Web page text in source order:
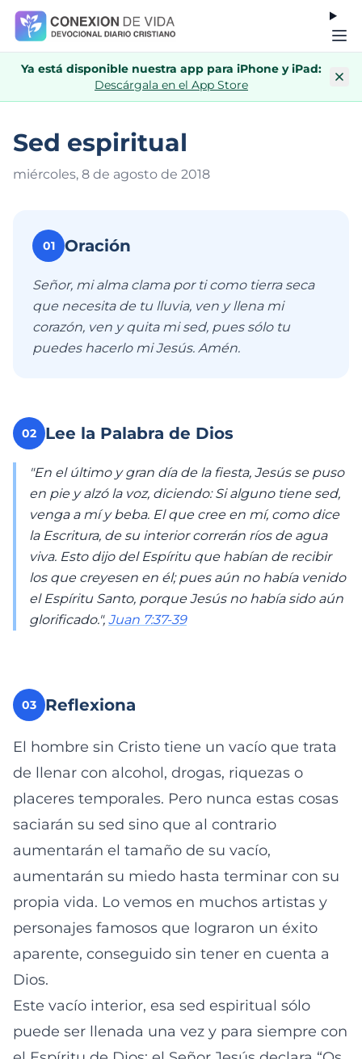
Ya está disponible nuestra app para iPhone y iPad:
Descárgala en el App Store
Sed espiritual
miércoles, 8 de agosto de 2018
01 Oración
Señor, mi alma clama por ti como tierra seca
que necesita de tu lluvia, ven y llena mi
corazón, ven y quita mi sed, pues sólo tu
puedes hacerlo mi Jesús. Amén.
02 Lee la Palabra de Dios
"En el último y gran día de la fiesta, Jesús se puso
en pie y alzó la voz, diciendo: Si alguno tiene sed,
venga a mí y beba. El que cree en mí, como dice
la Escritura, de su interior correrán ríos de agua
viva. Esto dijo del Espíritu que habían de recibir
los que creyesen en él; pues aún no había venido
el Espíritu Santo, porque Jesús no había sido aún
glorificado.", Juan 7:37-39
03 Reflexiona
El hombre sin Cristo tiene un vacío que trata
de llenar con alcohol, drogas, riquezas o
placeres temporales. Pero nunca estas cosas
saciarán su sed sino que al contrario
aumentarán el tamaño de su vacío,
aumentarán su miedo hasta terminar con su
propia vida. Lo vemos en muchos artistas y
personajes famosos que lograron un éxito
aparente, conseguido sin tener en cuenta a
Dios.
Este vacío interior, esa sed espiritual sólo
puede ser llenada una vez y para siempre con